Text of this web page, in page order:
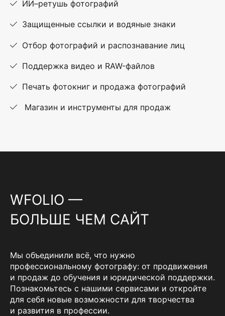
ИИ–ретушь фотографий
Защищенные ссылки и водяные знаки
Отбор фотографий и распознавание лиц
Поддержка видео и RAW-файлов
Печать фотокниг и продажа фотографий
Магазин и инструменты для продаж
WFOLIO —
БОЛЬШЕ ЧЕМ САЙТ
Мы объединили всё, что нужно
профессиональному фотографу: от продвижения
и продаж до обучения и юридической поддержки.
Познакомьтесь с нашими сервисами и откройте
для себя новые возможности для творчества
и развития в профессии.